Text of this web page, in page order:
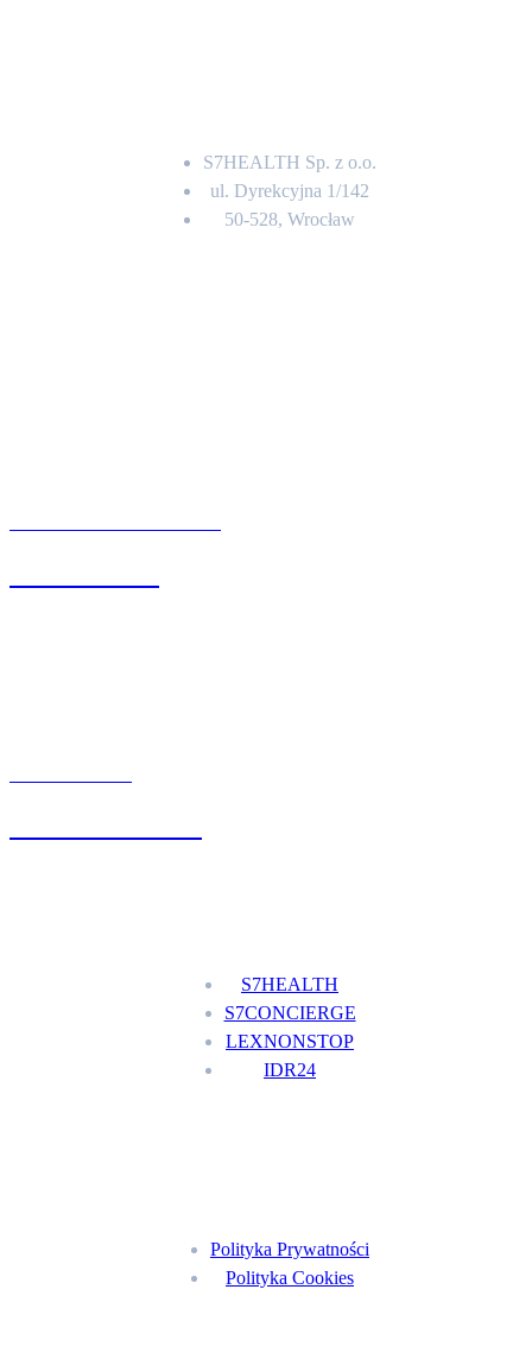
S7HEALTH Sp. z o.o.
ul. Dyrekcyjna 1/142
50-528, Wrocław
S7HEALTH
S7CONCIERGE
LEXNONSTOP
IDR24
Polityka Prywatności
Polityka Cookies